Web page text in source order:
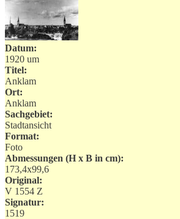
Datum:
1920 um
Titel:
Anklam
Ort:
Anklam
Sachgebiet:
Stadtansicht
Format:
Foto
Abmessungen (H x B in cm):
173,4x99,6
Original:
V 1554 Z
Signatur:
1519